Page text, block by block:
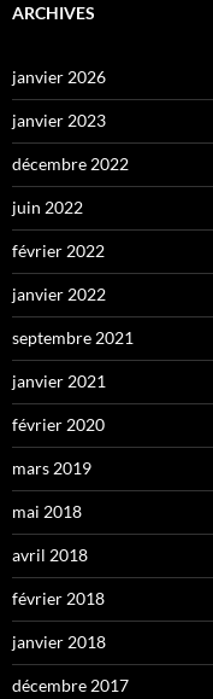
ARCHIVES
janvier 2026
janvier 2023
décembre 2022
juin 2022
février 2022
janvier 2022
septembre 2021
janvier 2021
février 2020
mars 2019
mai 2018
avril 2018
février 2018
janvier 2018
décembre 2017